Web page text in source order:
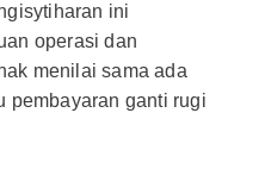
ini
operasi dan
menilai sama ada
pembayaran ganti rugi